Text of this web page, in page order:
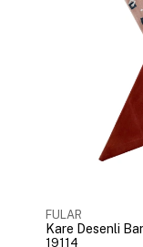
FULAR
Kare Desenli
19114